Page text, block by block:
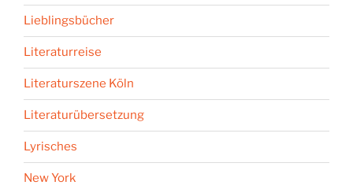
Lieblingsbücher
Literaturreise
Literaturszene Köln
Literaturübersetzung
Lyrisches
New York